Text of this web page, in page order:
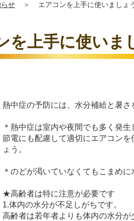
せ ＞ エアコンを上手に使いましょ
を上手に使いま
熱中症の予防には、水分補給と暑さ
＊熱中症は室内や夜間でも多く発生
節電にも配慮して適切にエアコン
ょう。
＊のどが渇いていなくてもこまめに
★高齢者は特に注意が必要です
1.体内の水分が不足しがちです。
高齢者は若年者よりも体内の水分